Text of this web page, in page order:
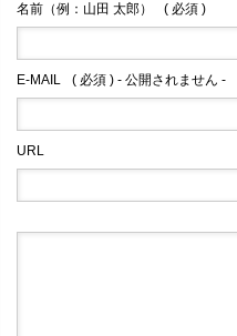
名前（例：山田 太郎） ( 必須 )
E-MAIL ( 必須 ) - 公開されません -
URL